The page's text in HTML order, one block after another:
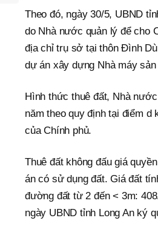
Theo đó, ngày 30/5, UBND
do Nhà nước quản lý để cho
địa chỉ trụ sở tại thôn Đình
dự án xây dựng Nhà máy
Hình thức thuê đất, Nhà
năm theo quy định tại điểm d
của Chính phủ.
Thuê đất không đấu giá
án có sử dụng đất. Giá đất
đường đất từ 2 đến < 3m:
ngày UBND tỉnh Long An ký